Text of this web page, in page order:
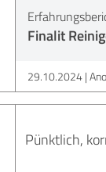
Finalit
29.10.2024
Pünktlich,